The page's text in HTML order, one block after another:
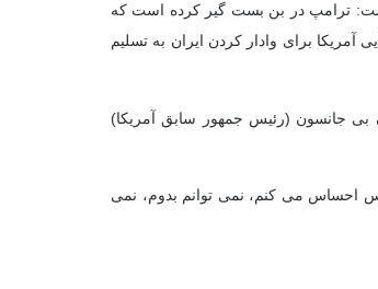
ترامپ در بن بست گیر کرده است که
آمریکا برای وادار کردن ایران به تسلیم
جانسون (رئیس جمهور سابق آمریکا)
احساس می کنم، نمی توانم بدوم، نمی